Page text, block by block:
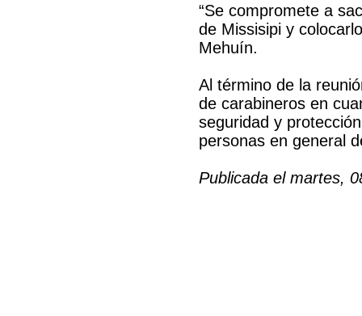
“Se compromete a
de Missisipi y
Mehuín.
Al término de la
de carabineros en
seguridad y
personas en general
Publicada el martes,